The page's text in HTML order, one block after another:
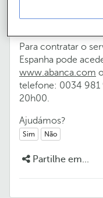
necessita de
Para contratar o
Espanha pode
www.abanca.com
telefone: 0034 981
20h00.
Ajudámos?
Sim Não
Partilhe em...